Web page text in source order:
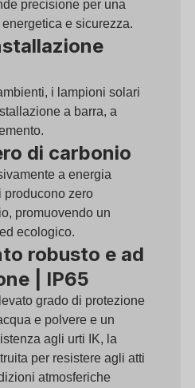
precisione per una
e sicurezza.
i lampioni solari
a barra, a
di carbonio
a energia
producono zero
promuovendo un
ecologico.
robusto e ad
| IP65
grado di protezione
e polvere e un
agli urti IK, la
per resistere agli atti
atmosferiche